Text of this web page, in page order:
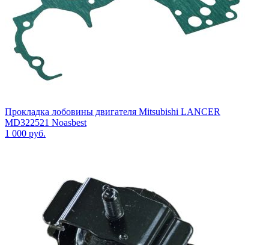
Прокладка лобовины двигателя Mitsubishi LANCER
MD322521 Noasbest
1 000 руб.